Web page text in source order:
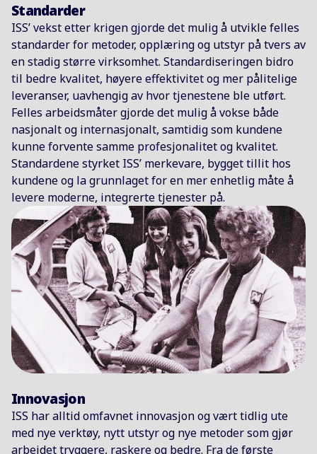
kjernetjenestene, og investerte i kvalitet,
opplæring og ledelse for å sikre stabile leveranser
i stor skala.
2000 – og 2010-tallet
Fra integrerte tjenester til operasjonell
kvalitet
Gjennom create2005-strategien utviklet ISS seg til
en leverandør av Integrated Facility Services, og
utvidet tjenestene fra renhold til blant annet mat,
eiendom og supporttjenester. Dette gjorde det
mulig å levere mer helhetlige og koordinerte
løsninger som bedre møtte kundenes behov. ISS
styrket deretter kvaliteten og stabiliteten i
tjenesteleveransene på tvers av sin globale
virksomhet. Økt standardisering og fokus på
langsiktige partnerskap bidro til å styrke
selskapets posisjon som en betrodd global
leverandør.
ISS i dag
Vi skaper arbeidsplasser som fungerer bedre
Standarder
ISS’ vekst etter krigen gjorde det mulig å utvikle felles
standarder for metoder, opplæring og utstyr på tvers av
en stadig større virksomhet. Standardiseringen bidro
til bedre kvalitet, høyere effektivitet og mer pålitelige
leveranser, uavhengig av hvor tjenestene ble utført.
Felles arbeidsmåter gjorde det mulig å vokse både
nasjonalt og internasjonalt, samtidig som kundene
kunne forvente samme profesjonalitet og kvalitet.
Standardene styrket ISS’ merkevare, bygget tillit hos
kundene og la grunnlaget for en mer enhetlig måte å
levere moderne, integrerte tjenester på.
Innovasjon
ISS har alltid omfavnet innovasjon og vært tidlig ute
med nye verktøy, nytt utstyr og nye metoder som gjør
arbeidet tryggere, raskere og bedre. Fra de første